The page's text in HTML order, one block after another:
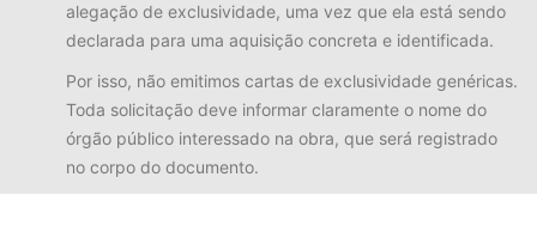
alegação de exclusividade, uma vez que ela está sendo
declarada para uma aquisição concreta e identificada.
Por isso, não emitimos cartas de exclusividade genéricas.
Toda solicitação deve informar claramente o nome do
órgão público interessado na obra, que será registrado
no corpo do documento.